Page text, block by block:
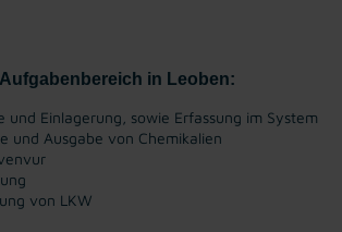
in Leoben:
und Einlagerung, sowie Erfassung im System
und Ausgabe von Chemikalien
von LKW